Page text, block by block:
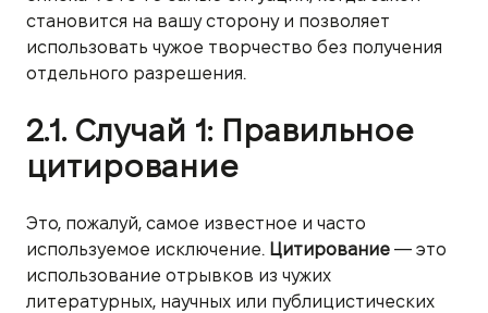
становится на вашу сторону и позволяет
использовать чужое творчество без получения
отдельного разрешения.
2.1. Случай 1: Правильное
цитирование
Это, пожалуй, самое известное и часто
используемое исключение. Цитирование — это
использование отрывков из чужих
литературных, научных или публицистических